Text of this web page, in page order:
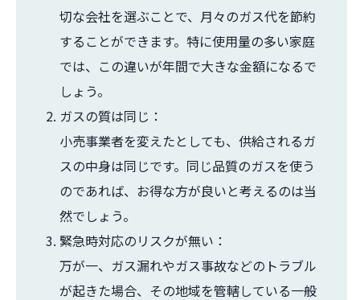
切な会社を選ぶことで、月々のガス代を節約
することができます。特に使用量の多い家庭
では、この違いが年間で大きな金額になるで
しょう。
ガスの質は同じ：
小売事業者を変えたとしても、供給されるガ
スの中身は同じです。同じ品質のガスを使う
のであれば、お得な方が良いと考えるのは当
然でしょう。
緊急時対応のリスクが無い：
万が一、ガス漏れやガス事故などのトラブル
が起きた場合、その地域を管轄している一般